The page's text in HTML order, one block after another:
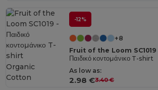
-12%
+8
Fruit of the Loom SC1019
Παιδικό κοντομάνικο T-shirt
As low as:
2.98 €3.40 €
Organic
Cotton